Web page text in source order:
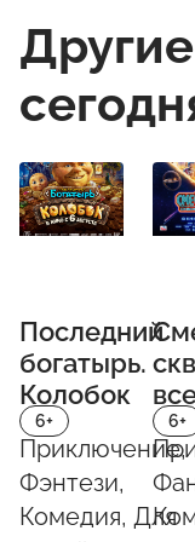
Последний
богатырь.
Колобок
6+
Приключение,
Фэнтези,
Комедия, Для
6+